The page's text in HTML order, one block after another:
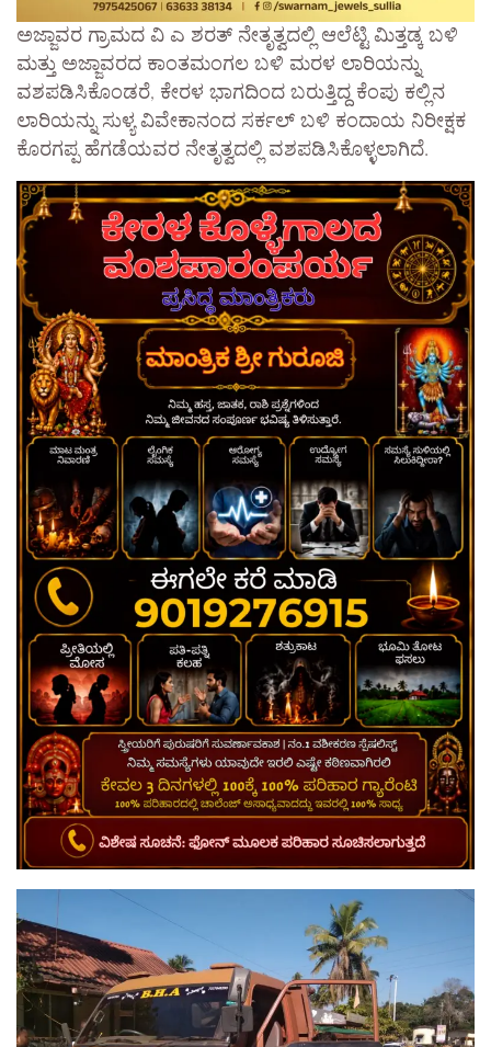
ಅಜ್ಜಾವರ ಗ್ರಾಮದ ವಿ ಎ ಶರತ್ ನೇತೃತ್ವದಲ್ಲಿ ಆಲೆಟ್ಟಿ ಮಿತ್ತಡ್ಕ ಬಳಿ
ಮತ್ತು ಅಜ್ಜಾವರದ ಕಾಂತಮಂಗಲ ಬಳಿ ಮರಳ ಲಾರಿಯನ್ನು
ವಶಪಡಿಸಿಕೊಂಡರೆ, ಕೇರಳ ಭಾಗದಿಂದ ಬರುತ್ತಿದ್ದ ಕೆಂಪು ಕಲ್ಲಿನ
ಲಾರಿಯನ್ನು ಸುಳ್ಯ ವಿವೇಕಾನಂದ ಸರ್ಕಲ್ ಬಳಿ ಕಂದಾಯ ನಿರೀಕ್ಷಕ
ಕೊರಗಪ್ಪ ಹೆಗಡೆಯವರ ನೇತೃತ್ವದಲ್ಲಿ ವಶಪಡಿಸಿಕೊಳ್ಳಲಾಗಿದೆ.